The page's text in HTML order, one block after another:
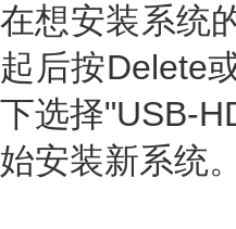
在想安装系统
起后按Delete
下选择"USB-
始安装新系统。